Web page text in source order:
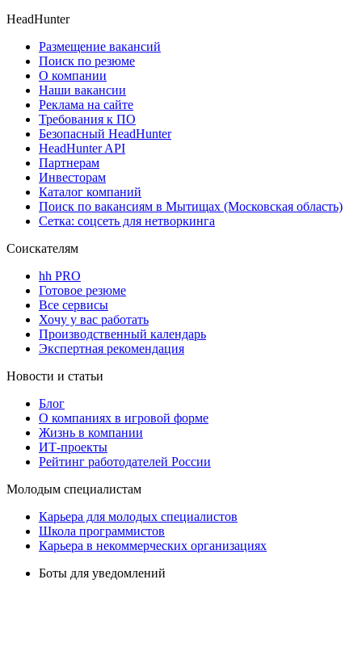
HeadHunter
Размещение вакансий
Поиск по резюме
О компании
Наши вакансии
Реклама на сайте
Требования к ПО
Безопасный HeadHunter
HeadHunter API
Партнерам
Инвесторам
Каталог компаний
Поиск по вакансиям в Мытищах (Московская область)
Сетка: соцсеть для нетворкинга
Соискателям
hh PRO
Готовое резюме
Все сервисы
Хочу у вас работать
Производственный календарь
Экспертная рекомендация
Новости и статьи
Блог
О компаниях в игровой форме
Жизнь в компании
ИТ-проекты
Рейтинг работодателей России
Молодым специалистам
Карьера для молодых специалистов
Школа программистов
Карьера в некоммерческих организациях
Боты для уведомлений